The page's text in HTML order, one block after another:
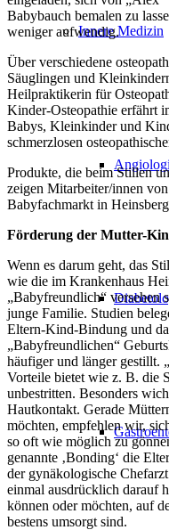
Innere Medizin
Babybauch bemalen zu
weniger aufwendig.
Über verschiedene
Säuglingen und
Heilpraktikerin für
Kinder-Osteopathie erfährt
Babys, Kleinkinder und
schmerzlosen
Produkte, die beim Stillen
zeigen Mitarbeiter/innen
Babyfachmarkt in
Förderung der Mutter-
Wenn es darum geht, das
wie die im Krankenhaus
„Babyfreundlich“ versehen
junge Familie. Studien
Eltern-Kind-Bindung und
„Babyfreundlichen“
häufiger und länger gestillt.
Vorteile bietet wie z. B. die
unbestritten. Besonders
Hautkontakt. Gerade
möchten, empfehlen wir,
so oft wie möglich zu
genannte ‚Bonding‘ die
der gynäkologische
einmal ausdrücklich darauf
können oder möchten, auf
bestens umsorgt sind.